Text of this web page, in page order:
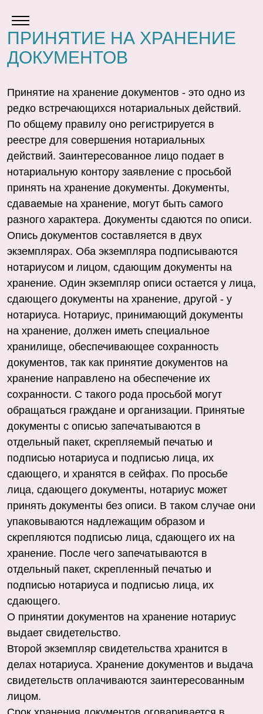
ПРИНЯТИЕ НА ХРАНЕНИЕ
ДОКУМЕНТОВ
Принятие на хранение документов - это одно из
редко встречающихся нотариальных действий.
По общему правилу оно регистрируется в
реестре для совершения нотариальных
действий. Заинтересованное лицо подает в
нотариальную контору заявление с просьбой
принять на хранение документы. Документы,
сдаваемые на хранение, могут быть самого
разного характера. Документы сдаются по описи.
Опись документов составляется в двух
экземплярах. Оба экземпляра подписываются
нотариусом и лицом, сдающим документы на
хранение. Один экземпляр описи остается у лица,
сдающего документы на хранение, другой - у
нотариуса. Нотариус, принимающий документы
на хранение, должен иметь специальное
хранилище, обеспечивающее сохранность
документов, так как принятие документов на
хранение направлено на обеспечение их
сохранности. С такого рода просьбой могут
обращаться граждане и организации. Принятые
документы с описью запечатываются в
отдельный пакет, скрепляемый печатью и
подписью нотариуса и подписью лица, их
сдающего, и хранятся в сейфах. По просьбе
лица, сдающего документы, нотариус может
принять документы без описи. В таком случае они
упаковываются надлежащим образом и
скрепляются подписью лица, сдающего их на
хранение. После чего запечатываются в
отдельный пакет, скрепленный печатью и
подписью нотариуса и подписью лица, их
сдающего.
О принятии документов на хранение нотариус
выдает свидетельство.
Второй экземпляр свидетельства хранится в
делах нотариуса. Хранение документов и выдача
свидетельств оплачиваются заинтересованным
лицом.